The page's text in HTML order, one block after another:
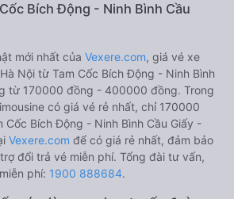
Bích Động - Ninh Bình Cầu
mới nhất của Vexere.com, giá vé xe
Nội từ Tam Cốc Bích Động - Ninh Bình
từ 170000 đồng - 400000 đồng. Trong
có giá vé rẻ nhất, chỉ 170000
Cốc Bích Động - Ninh Bình Cầu Giấy -
Vexere.com để có giá rẻ nhất, đảm bảo
đổi trả vé miễn phí. Tổng đài tư vấn,
phí: 1900 888684.